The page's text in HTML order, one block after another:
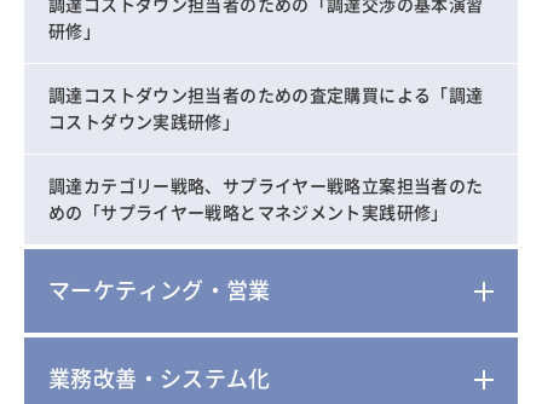
調達コストダウン担当者のための「調達交渉の基本演習
研修」
調達コストダウン担当者のための査定購買による「調達
コストダウン実践研修」
調達カテゴリー戦略、サプライヤー戦略立案担当者のた
めの「サプライヤー戦略とマネジメント実践研修」
マーケティング・営業
業務改善・システム化